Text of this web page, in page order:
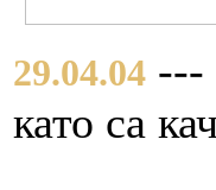
29.04.04 ---
като са